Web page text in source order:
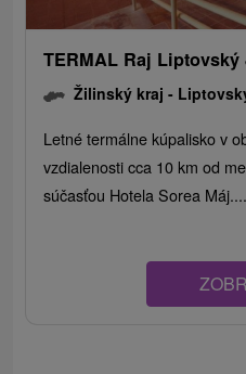
TERMAL Raj Liptovský
Žilinský kraj -
Letné termálne kúpalisko v
vzdialenosti cca 10 km od
súčasťou Hotela Sorea Máj....